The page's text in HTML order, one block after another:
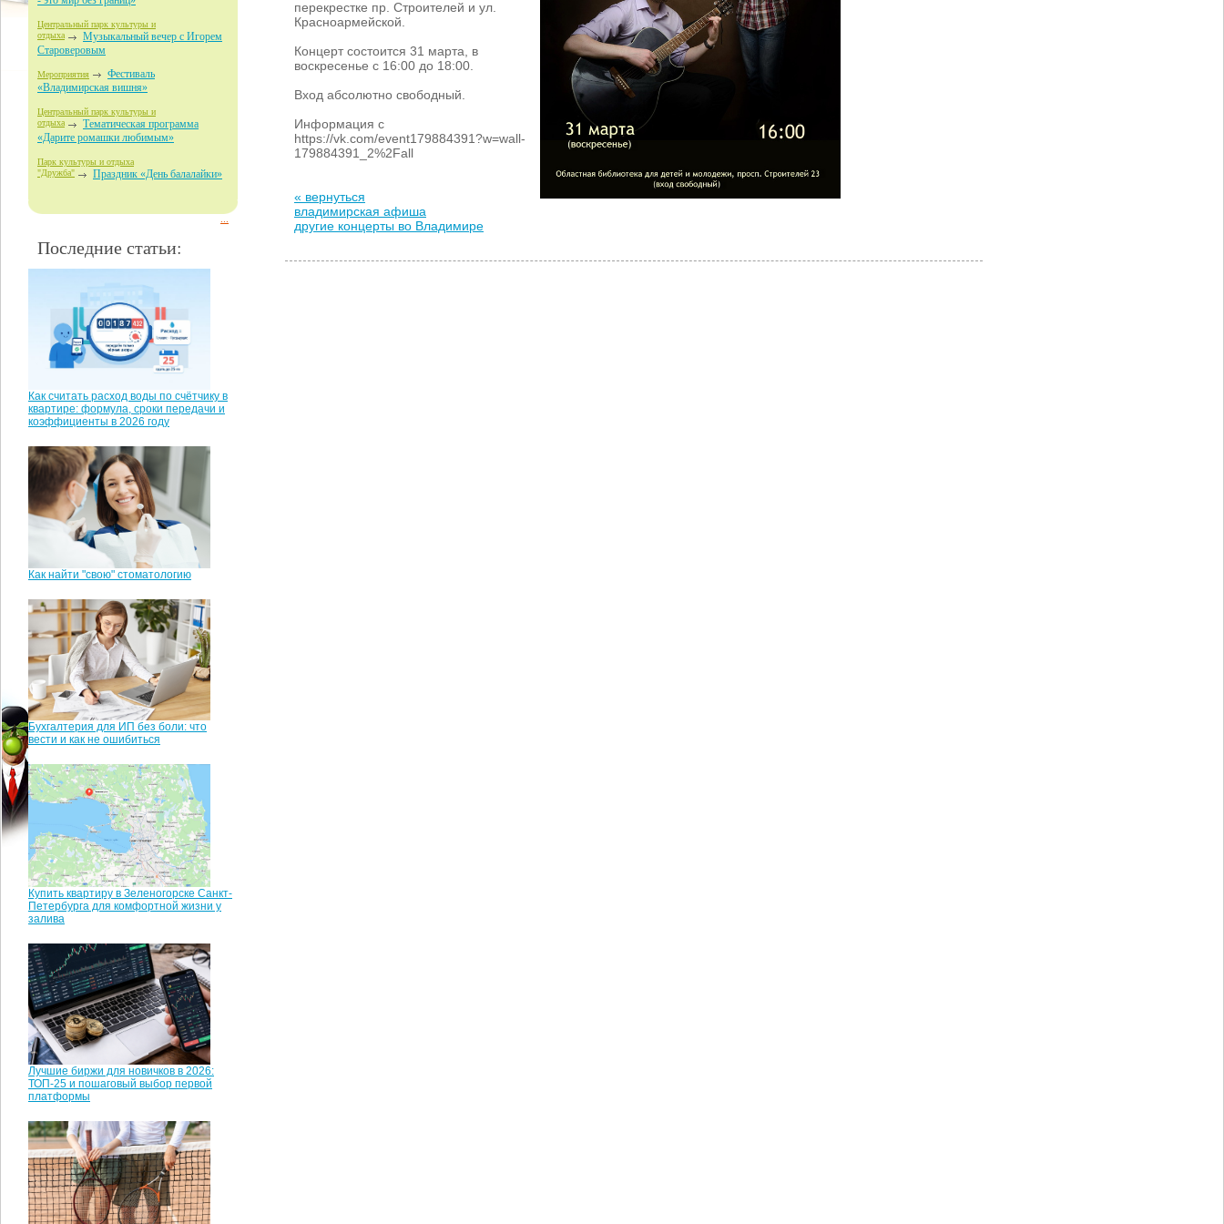
Центральный парк культуры и
отдыха
Музыкальный вечер с Игорем
Староверовым
Мероприятия
Фестиваль
«Владимирская вишня»
Центральный парк культуры и
отдыха
Тематическая программа
«Дарите ромашки любимым»
Парк культуры и отдыха
"Дружба" Праздник «День балалайки»
Последние статьи:
Как считать расход воды по счётчику в
квартире: формула, сроки передачи и
коэффициенты в 2026 году
Как найти "свою" стоматологию
Бухгалтерия для ИП без боли: что
вести и как не ошибиться
Купить квартиру в Зеленогорске Санкт-
Петербурга для комфортной жизни у
залива
Лучшие биржи для новичков в 2026:
ТОП-25 и пошаговый выбор первой
платформы
перекрестке пр. Строителей и ул.
Красноармейской.
Концерт состоится 31 марта, в
воскресенье с 16:00 до 18:00.
Вход абсолютно свободный.
Информация с
https://vk.com/event179884391?w=wall-
179884391_2%2Fall
« вернуться
владимирская афиша
другие концерты во Владимире